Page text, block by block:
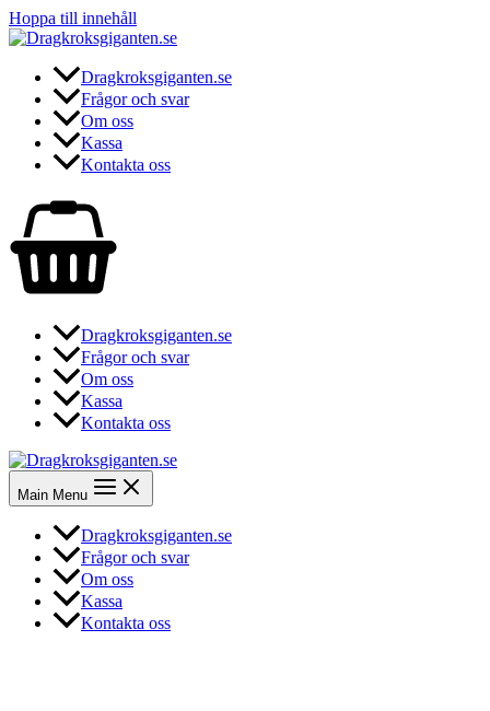
Hoppa till innehåll
Dragkroksgiganten.se
Frågor och svar
Om oss
Kassa
Kontakta oss
Dragkroksgiganten.se
Frågor och svar
Om oss
Kassa
Kontakta oss
Main Menu
Dragkroksgiganten.se
Frågor och svar
Om oss
Kassa
Kontakta oss